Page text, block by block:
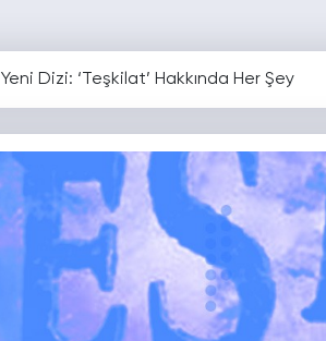
Yeni Dizi: ‘Teşkilat’ Hakkında Her Şey